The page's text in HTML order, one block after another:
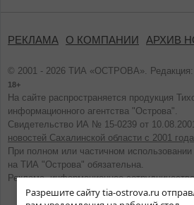
Разрешите сайту tia-ostrova.ru
РЕКЛАМА О КОМПАНИИ АРХИВ
© 2001 - 2026 ТИА «ОСТРОВА». Редакция:
18+
На сайте распространяется продукция
информационного агентства "Острова".
Свидетельство ИА № 15-0239 от 10.08.2001
новостей Сахалинской области с 2001 года
При полном или частичном
на ТИА "Острова" обязательна.
Реклама, информационное